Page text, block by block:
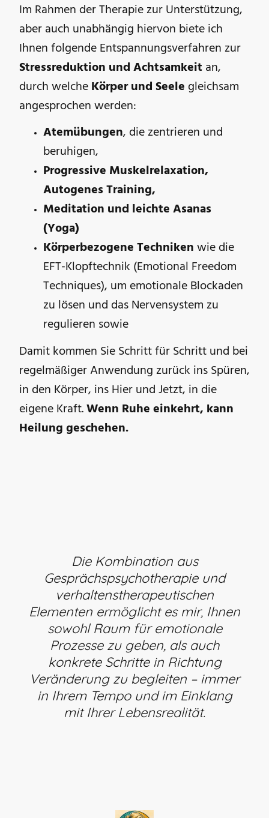
Im Rahmen der Therapie zur Unterstützung,
aber auch unabhängig hiervon biete ich
Ihnen folgende Entspannungsverfahren zur
Stressreduktion und Achtsamkeitan,
durch welcheKörper und Seelegleichsam
angesprochen werden:
Atemübungen, die zentrieren und
beruhigen,
Progressive Muskelrelaxation,
Autogenes Training,
Meditation und leichte Asanas
(Yoga)
Körperbezogene Technikenwie die
EFT-Klopftechnik (Emotional Freedom
Techniques), um emotionale Blockaden
zu lösen und das Nervensystem zu
regulieren sowie
Damit kommen Sie Schritt für Schritt und bei
regelmäßiger Anwendung zurück ins Spüren,
in den Körper, ins Hier und Jetzt, in die
eigene Kraft.Wenn Ruhe einkehrt, kann
Heilung geschehen.
Die Kombination aus
Gesprächspsychotherapie und
verhaltenstherapeutischen
Elementen ermöglicht es mir, Ihnen
sowohl Raum für emotionale
Prozesse zu geben, als auch
konkrete Schritte in Richtung
Veränderung zu begleiten – immer
in Ihrem Tempo und im Einklang
mit Ihrer Lebensrealität.